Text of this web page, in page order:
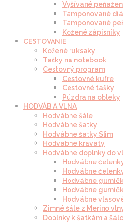
Vyšívané
Tamponované
Tamponované
Kožené zápisníky
CESTOVANIE
Kožené ruksaky
Tašky na notebook
Cestovný program
Cestovné kufre
Cestovné tašky
Púzdra na obleky
HODVÁB A VLNA
Hodvábne šále
Hodvábne šatky
Hodvábne šatky Slim
Hodvábne kravaty
Hodvábne doplnky do
Hodvábne
Hodvábne
Hodvábne
Hodvábne
Hodvábne
Zimné šále z Merino
Doplnky k šatkám a